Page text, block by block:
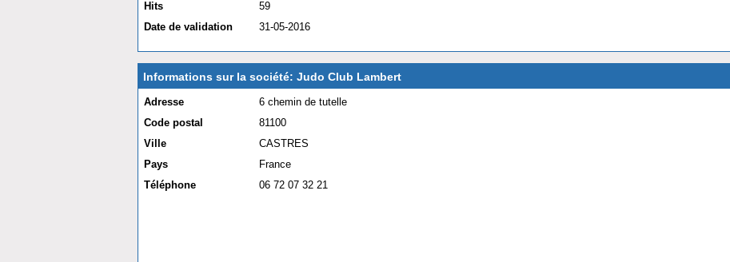
Hits
59
Date de validation
31-05-2016
Informations sur la société: Judo Club Lambert
Adresse
6 chemin de tutelle
Code postal
81100
Ville
CASTRES
Pays
France
Téléphone
06 72 07 32 21